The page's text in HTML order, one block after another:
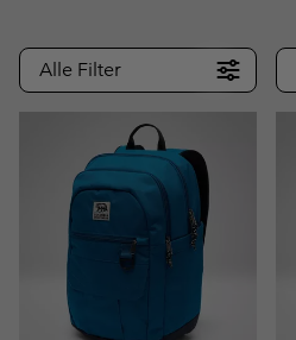
Alle Filter